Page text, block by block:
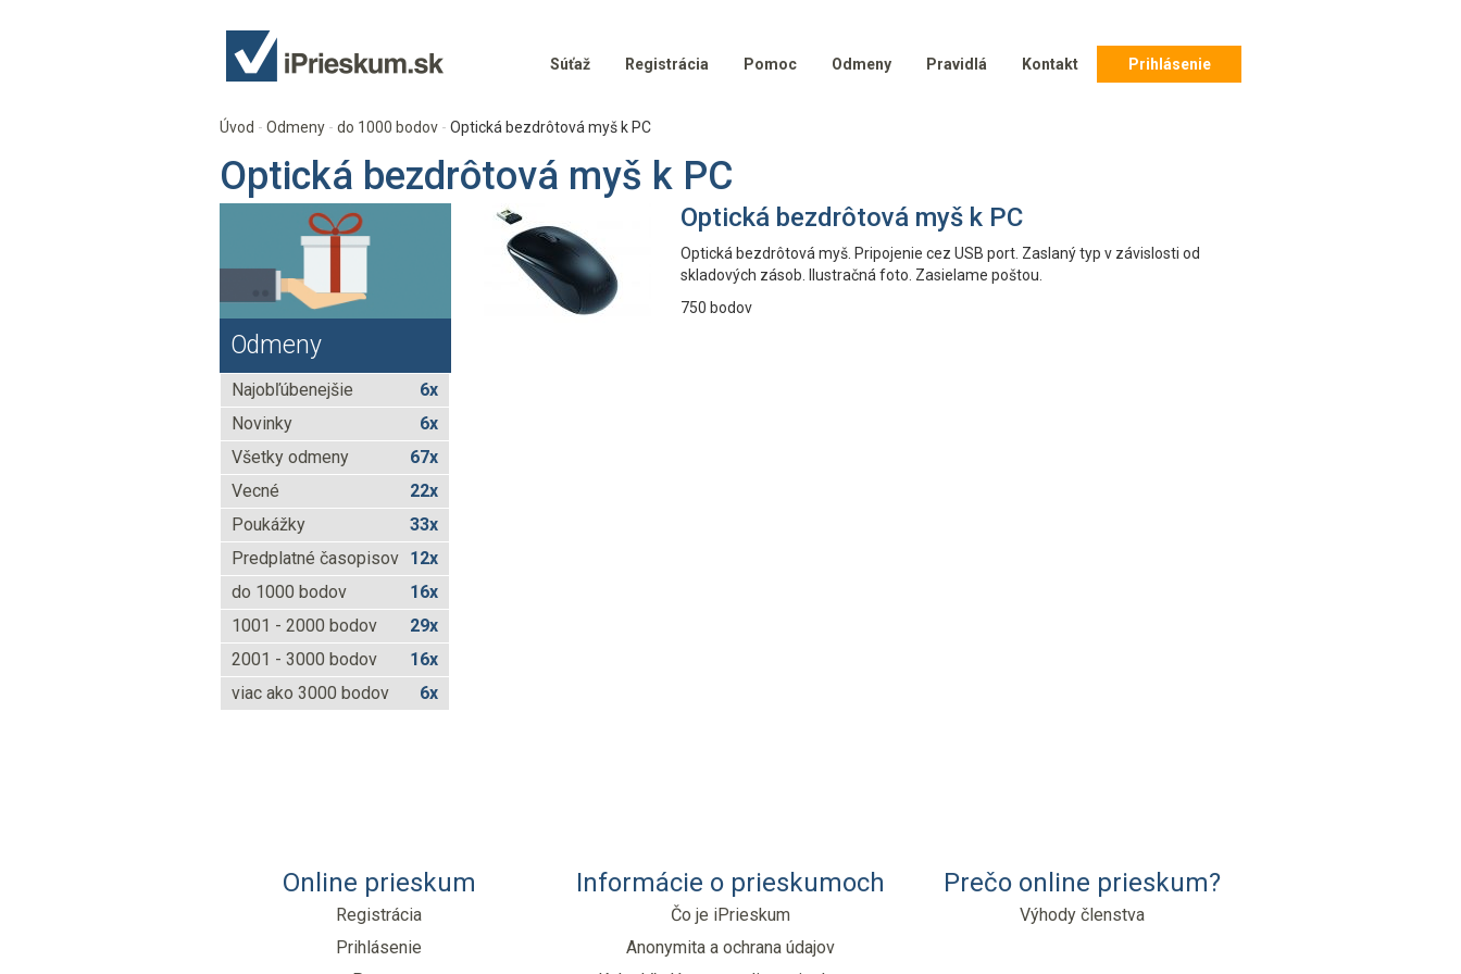
Súťaž Registrácia Pomoc Odmeny Pravidlá Kontakt Prihlásenie
Úvod Odmeny do 1000 bodov Optická bezdrôtová myš k PC
Optická bezdrôtová myš k PC
Odmeny
Najobľúbenejšie
6x
Novinky
6x
Všetky odmeny
67x
Vecné
22x
Poukážky
33x
Predplatné časopisov 12x
do 1000 bodov
16x
1001 - 2000 bodov
29x
2001 - 3000 bodov
16x
viac ako 3000 bodov
6x
Optická bezdrôtová myš k PC
Optická bezdrôtová myš. Pripojenie cez USB port. Zaslaný typ v závislosti od
skladových zásob. Ilustračná foto. Zasielame poštou.
750 bodov
Online prieskum
Registrácia
Prihlásenie
Informácie o prieskumoch
Čo je iPrieskum
Anonymita a ochrana údajov
Prečo online prieskum?
Výhody členstva